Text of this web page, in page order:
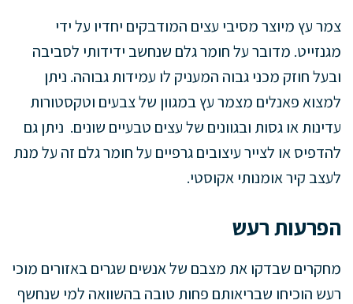
צמר עץ מיוצר מסיבי עצים המודבקים יחדיו על ידי
מגנזייט. מדובר על חומר גלם שנחשב ידידותי לסביבה
ובעל חוזק מכני גבוה המעניק לו עמידות גבוהה. ניתן
למצוא פאנלים מצמר עץ במגוון של צבעים וטקסטורות
עדינות או גסות ובגוונים של עצים טבעיים שונים. ניתן גם
להדפיס או לצייר עיצובים גרפיים על חומר גלם זה על מנת
לעצב קיר אומנותי אקוסטי.
הפרעות רעש
מחקרים שבדקו את מצבם של אנשים שגרים באזורים מוכי
רעש הוכיחו שבריאותם פחות טובה בהשוואה למי שנחשף